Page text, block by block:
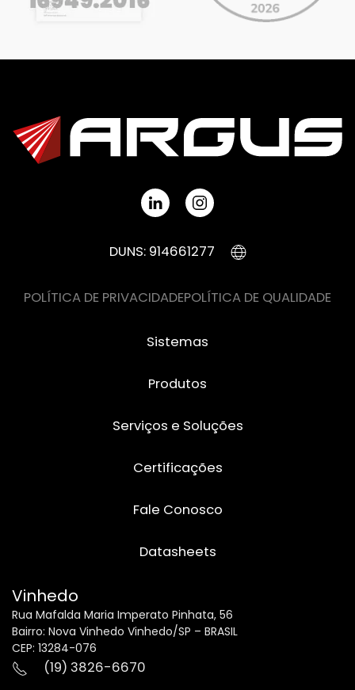
DUNS: 914661277
POLÍTICA DE PRIVACIDADEPOLÍTICA DE QUALIDADE
Sistemas
Produtos
Serviços e Soluções
Certificações
Fale Conosco
Datasheets
Vinhedo
Rua Mafalda Maria Imperato Pinhata, 56
Bairro: Nova Vinhedo Vinhedo/SP – BRASIL
CEP: 13284-076
(19) 3826-6670